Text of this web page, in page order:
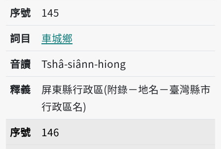
序號145車城鄉
序號
145
詞目
車城鄉
音讀
Tshâ-siânn-hiong
釋義
屏東縣行政區(附錄－地名－臺灣縣市
行政區名)
序號146田尾鄉
序號
146